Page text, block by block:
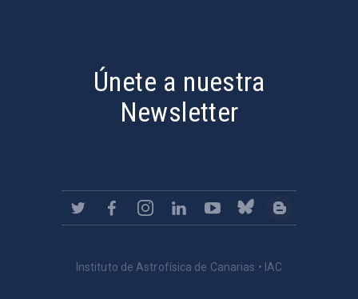
Únete a nuestra
Newsletter
Instituto de Astrofísica de Canarias • IAC